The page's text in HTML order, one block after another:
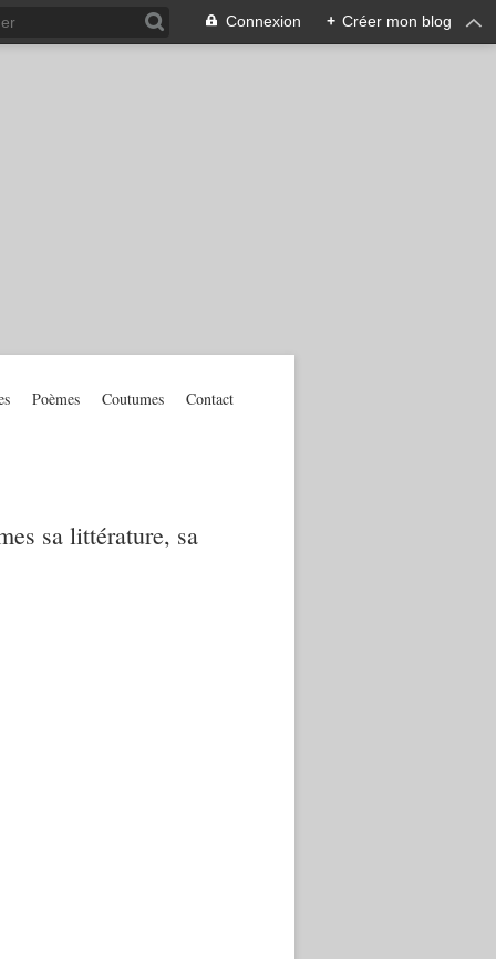
Connexion + Créer mon blog
sa littérature, sa
Poèmes Coutumes Contact